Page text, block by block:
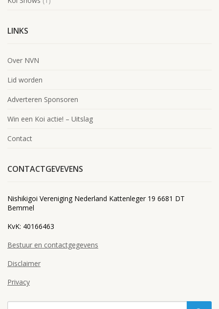
LINKS
Over NVN
Lid worden
Adverteren Sponsoren
Win een Koi actie! – Uitslag
Contact
CONTACTGEVEVENS
Nishikigoi Vereniging Nederland Kattenleger 19 6681 DT
Bemmel
KvK: 40166463
Bestuur en contactgegevens
Disclaimer
Privacy